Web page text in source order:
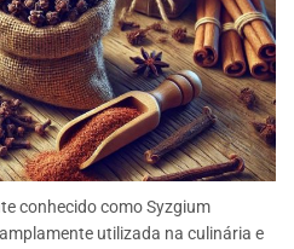
conhecido como Syzgium
utilizada na culinária e